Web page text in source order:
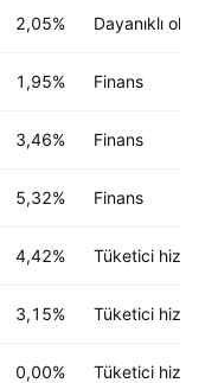
2,05% Dayanıklı
1,95% Finans
3,46% Finans
5,32% Finans
4,42% Tüketici
3,15% Tüketici
0,00% Tüketici